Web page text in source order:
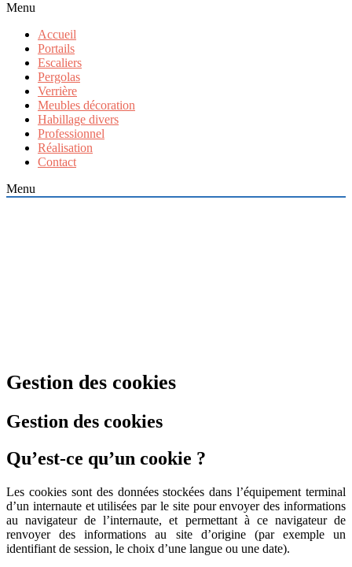
Menu
Accueil
Portails
Escaliers
Pergolas
Verrière
Meubles décoration
Habillage divers
Professionnel
Réalisation
Contact
Menu
Gestion des cookies
Gestion des cookies
Qu’est-ce qu’un cookie ?
Les cookies sont des données stockées dans l’équipement terminal
d’un internaute et utilisées par le site pour envoyer des informations
au navigateur de l’internaute, et permettant à ce navigateur de
renvoyer des informations au site d’origine (par exemple un
identifiant de session, le choix d’une langue ou une date).